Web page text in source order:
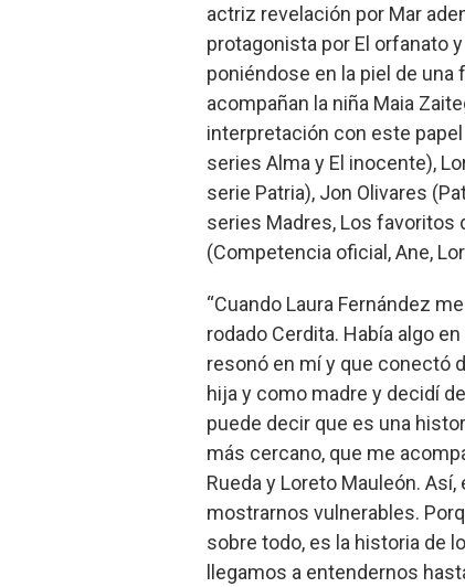
actriz revelación por Mar
protagonista por El orfanato
poniéndose en la piel de
acompañan la niña Maia
interpretación con este
series Alma y El inocente),
serie Patria), Jon Olivares
series Madres, Los favoritos
(Competencia oficial, Ane,
“Cuando Laura Fernández
rodado Cerdita. Había algo
resonó en mí y que conectó
hija y como madre y decidí
puede decir que es una
más cercano, que me
Rueda y Loreto Mauleón.
mostrarnos vulnerables.
sobre todo, es la historia de
llegamos a entendernos